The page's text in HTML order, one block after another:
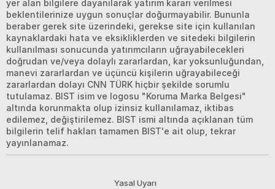
yer alan bilgilere dayanılarak yatırım kararı verilmesi
beklentilerinize uygun sonuçlar doğurmayabilir. Bununla
beraber gerek site üzerindeki, gerekse site için kullanılan
kaynaklardaki hata ve eksikliklerden ve sitedeki bilgilerin
kullanılması sonucunda yatırımcıların uğrayabilecekleri
doğrudan ve/veya dolaylı zararlardan, kar yoksunluğundan,
manevi zararlardan ve üçüncü kişilerin uğrayabileceği
zararlardan dolayı CNN TÜRK hiçbir şekilde sorumlu
tutulamaz. BIST isim ve logosu "Koruma Marka Belgesi"
altında korunmakta olup izinsiz kullanılamaz, iktibas
edilemez, değiştirilemez. BIST ismi altında açıklanan tüm
bilgilerin telif hakları tamamen BIST'e ait olup, tekrar
yayınlanamaz.
Yasal Uyarı